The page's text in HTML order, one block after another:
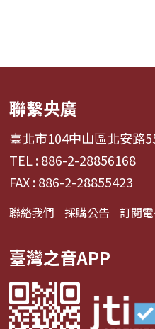
聯繫央廣
臺北市104中山區北安路
TEL : 886-2-28856168
FAX : 886-2-28855423
聯絡我們 採購公告 訂閱
臺灣之音APP